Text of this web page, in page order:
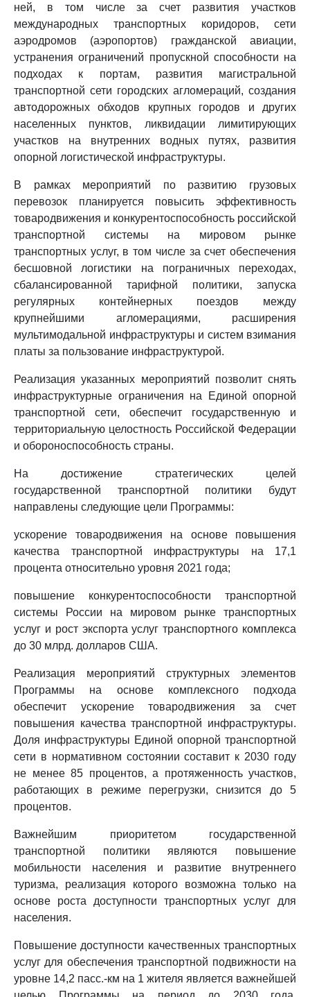
ней, в том числе за счет развития участков
международных транспортных коридоров, сети
аэродромов (аэропортов) гражданской авиации,
устранения ограничений пропускной способности на
подходах к портам, развития магистральной
транспортной сети городских агломераций, создания
автодорожных обходов крупных городов и других
населенных пунктов, ликвидации лимитирующих
участков на внутренних водных путях, развития
опорной логистической инфраструктуры.
В рамках мероприятий по развитию грузовых
перевозок планируется повысить эффективность
товародвижения и конкурентоспособность российской
транспортной системы на мировом рынке
транспортных услуг, в том числе за счет обеспечения
бесшовной логистики на пограничных переходах,
сбалансированной тарифной политики, запуска
регулярных контейнерных поездов между
крупнейшими агломерациями, расширения
мультимодальной инфраструктуры и систем взимания
платы за пользование инфраструктурой.
Реализация указанных мероприятий позволит снять
инфраструктурные ограничения на Единой опорной
транспортной сети, обеспечит государственную и
территориальную целостность Российской Федерации
и обороноспособность страны.
На достижение стратегических целей
государственной транспортной политики будут
направлены следующие цели Программы:
ускорение товародвижения на основе повышения
качества транспортной инфраструктуры на 17,1
процента относительно уровня 2021 года;
повышение конкурентоспособности транспортной
системы России на мировом рынке транспортных
услуг и рост экспорта услуг транспортного комплекса
до 30 млрд. долларов США.
Реализация мероприятий структурных элементов
Программы на основе комплексного подхода
обеспечит ускорение товародвижения за счет
повышения качества транспортной инфраструктуры.
Доля инфраструктуры Единой опорной транспортной
сети в нормативном состоянии составит к 2030 году
не менее 85 процентов, а протяженность участков,
работающих в режиме перегрузки, снизится до 5
процентов.
Важнейшим приоритетом государственной
транспортной политики являются повышение
мобильности населения и развитие внутреннего
туризма, реализация которого возможна только на
основе роста доступности транспортных услуг для
населения.
Повышение доступности качественных транспортных
услуг для обеспечения транспортной подвижности на
уровне 14,2 пасс.-км на 1 жителя является важнейшей